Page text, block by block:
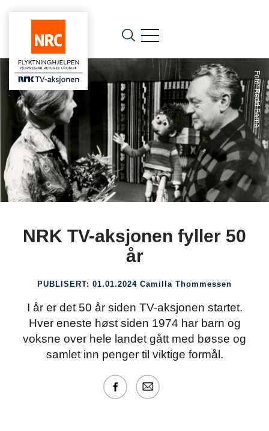
Foto: Redd Barna
NRK TV-aksjonen fyller 50
år
PUBLISERT: 01.01.2024 Camilla Thommessen
I år er det 50 år siden TV-aksjonen startet.
Hver eneste høst siden 1974 har barn og
voksne over hele landet gått med bøsse og
samlet inn penger til viktige formål.